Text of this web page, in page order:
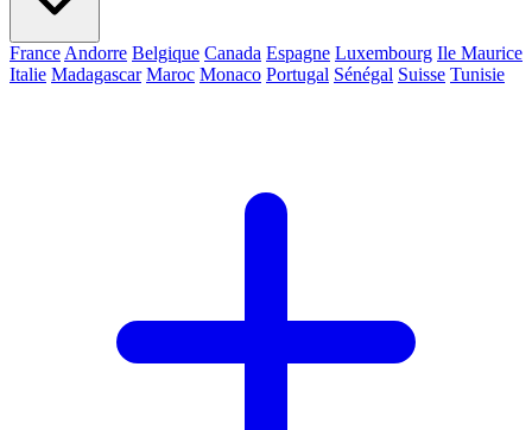
France Andorre Belgique Canada Espagne Luxembourg Ile Maurice
Italie Madagascar Maroc Monaco Portugal Sénégal Suisse Tunisie